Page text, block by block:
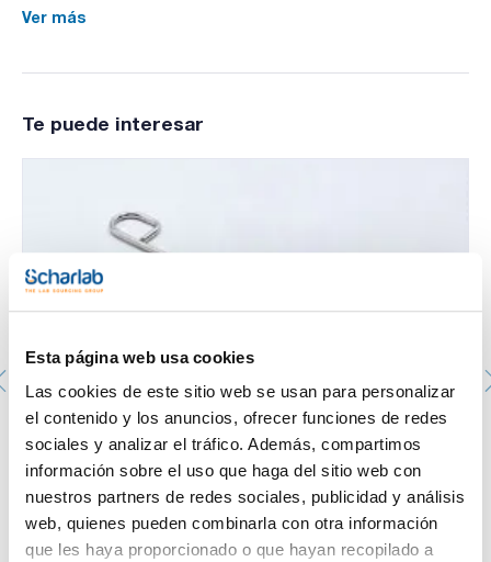
Esta página web usa cookies
Las cookies de este sitio web se usan para personalizar
el contenido y los anuncios, ofrecer funciones de redes
sociales y analizar el tráfico. Además, compartimos
información sobre el uso que haga del sitio web con
nuestros partners de redes sociales, publicidad y análisis
web, quienes pueden combinarla con otra información
que les haya proporcionado o que hayan recopilado a
Tapas de cuarzo para crisol transparente
Ver más
Te puede interesar
Pinza para crisoles. Con gollete y puntas curvas, acero
inoxidable. Largo total (mm): 300
Envase
: x u.
Disponibilidad:Ver stock
Mi precio: Comprar